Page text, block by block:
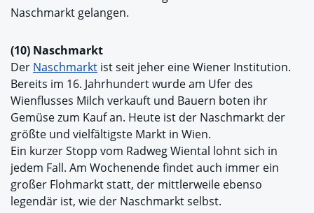
Naschmarkt gelangen.
(10) Naschmarkt
Der Naschmarkt ist seit jeher eine Wiener Institution.
Bereits im 16. Jahrhundert wurde am Ufer des
Wienflusses Milch verkauft und Bauern boten ihr
Gemüse zum Kauf an. Heute ist der Naschmarkt der
größte und vielfältigste Markt in Wien.
Ein kurzer Stopp vom Radweg Wiental lohnt sich in
jedem Fall. Am Wochenende findet auch immer ein
großer Flohmarkt statt, der mittlerweile ebenso
legendär ist, wie der Naschmarkt selbst.